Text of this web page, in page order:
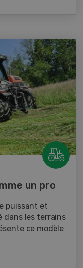
un pro
puissant et
dans les terrains
ce modèle